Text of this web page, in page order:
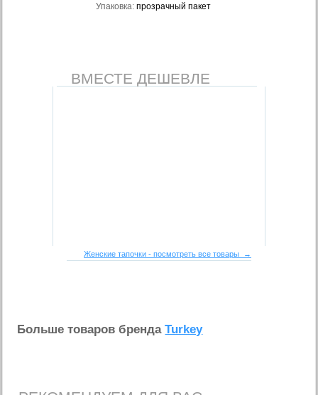
Упаковка: прозрачный пакет
ВМЕСТЕ ДЕШЕВЛЕ
Женские тапочки - посмотреть все товары →
Больше товаров брендаTurkey